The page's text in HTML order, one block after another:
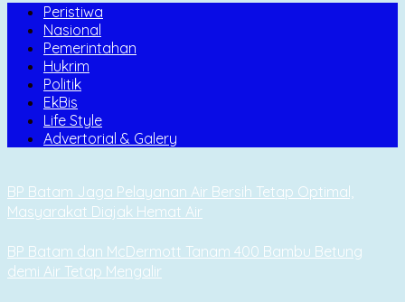
Peristiwa
Nasional
Pemerintahan
Hukrim
Politik
EkBis
Life Style
Advertorial & Galery
BP Batam Jaga Pelayanan Air Bersih Tetap Optimal,
Masyarakat Diajak Hemat Air
BP Batam dan McDermott Tanam 400 Bambu Betung
demi Air Tetap Mengalir